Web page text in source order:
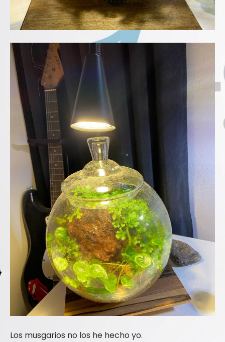
Los musgarios no los he hecho yo.